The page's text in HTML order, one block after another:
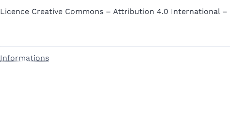
Licence Creative Commons – Attribution 4.0 International –
Informations